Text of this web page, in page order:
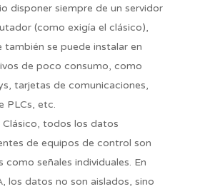
disponer siempre de un servidor
(como exigía el clásico),
también se puede instalar en
de poco consumo, como
tarjetas de comunicaciones,
PLCs, etc.
Clásico, todos los datos
de equipos de control son
como señales individuales. En
los datos no son aislados, sino